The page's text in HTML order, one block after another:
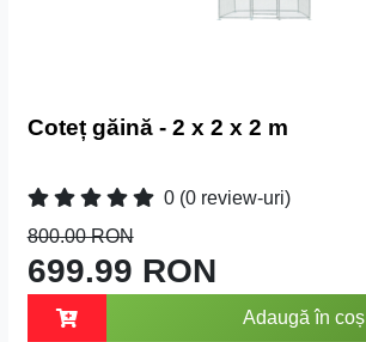
Coteț găină - 2 x 2 x 2 m
0 (0 review-uri)
800.00 RON
699.99 RON
Adaugă în coș